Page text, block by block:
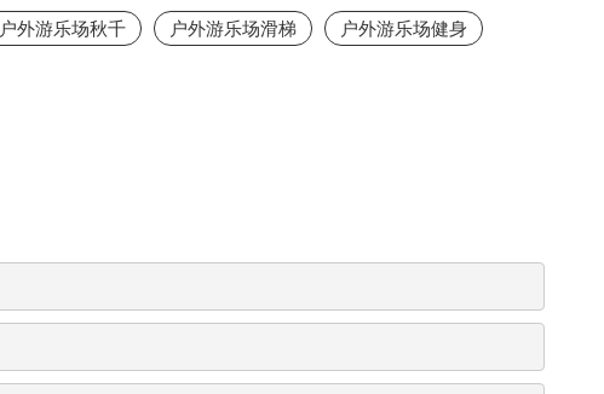
户外游乐场秋千 户外游乐场滑梯 户外游乐场健身